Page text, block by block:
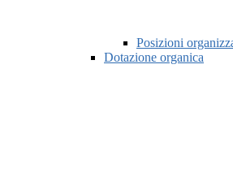
Posizioni
Dotazione organica